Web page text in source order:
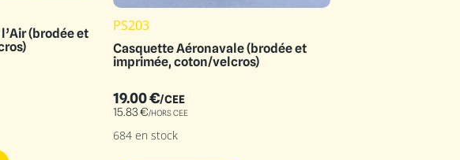
(brodée et
PS203
Casquette Aéronavale (brodée et
imprimée, coton/velcros)
19.00€/CEE
15.83€/HORS CEE
684 en stock